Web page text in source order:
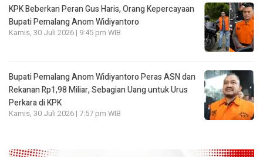
KPK Beberkan Peran Gus Haris, Orang Kepercayaan
Bupati Pemalang Anom Widiyantoro
Kamis, 30 Juli 2026 | 9:45 pm WIB
Bupati Pemalang Anom Widiyantoro Peras ASN dan
Rekanan Rp1,98 Miliar, Sebagian Uang untuk Urus
Perkara di KPK
Kamis, 30 Juli 2026 | 7:57 pm WIB